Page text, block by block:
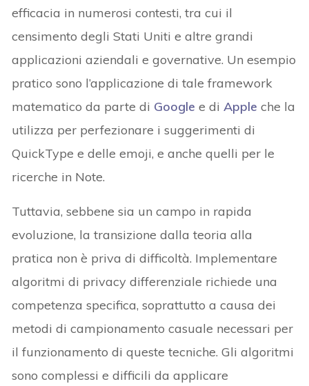
efficacia in numerosi contesti, tra cui il
censimento degli Stati Uniti e altre grandi
applicazioni aziendali e governative. Un esempio
pratico sono l’applicazione di tale framework
matematico da parte di Google e diApple che la
utilizza per perfezionare i suggerimenti di
QuickType e delle emoji, e anche quelli per le
ricerche in Note.
Tuttavia, sebbene sia un campo in rapida
evoluzione, la transizione dalla teoria alla
pratica non è priva di difficoltà. Implementare
algoritmi di privacy differenziale richiede una
competenza specifica, soprattutto a causa dei
metodi di campionamento casuale necessari per
il funzionamento di queste tecniche. Gli algoritmi
sono complessi e difficili da applicare